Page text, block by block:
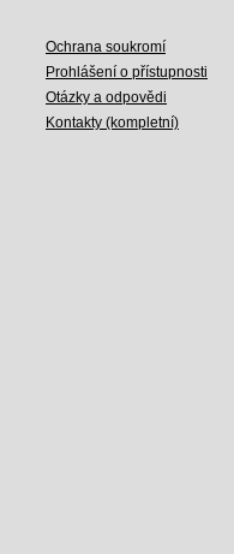
Ochrana soukromí
Prohlášení o přístupnosti
Otázky a odpovědi
Kontakty (kompletní)